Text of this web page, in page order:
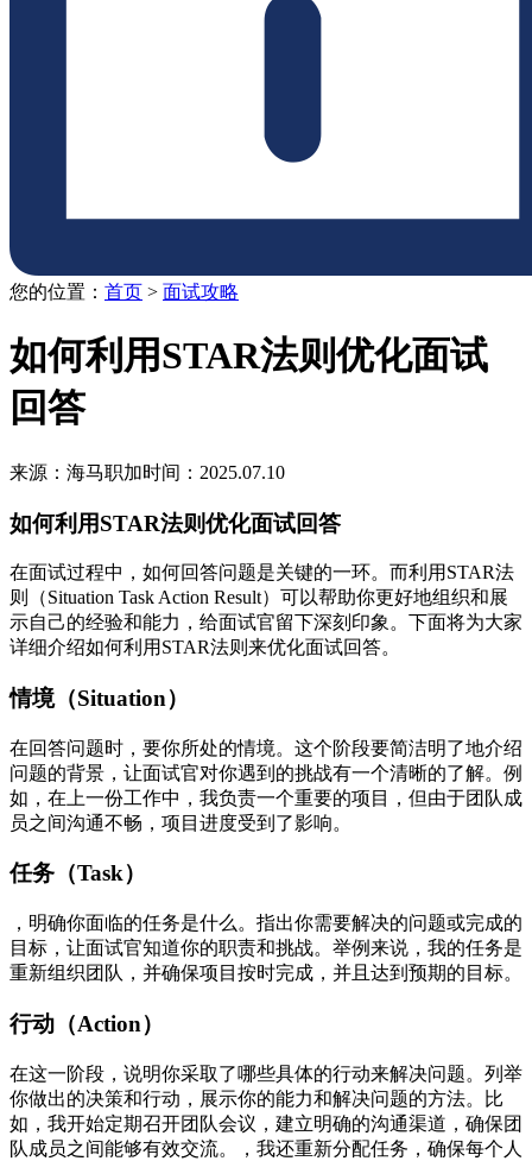
您的位置： 首页 > 面试攻略
如何利用STAR法则优化面试
回答
来源：海马职加时间：2025.07.10
如何利用STAR法则优化面试回答
在面试过程中，如何回答问题是关键的一环。而利用STAR法
则（Situation Task Action Result）可以帮助你更好地组织和展
示自己的经验和能力，给面试官留下深刻印象。下面将为大家
详细介绍如何利用STAR法则来优化面试回答。
情境（Situation）
在回答问题时，要你所处的情境。这个阶段要简洁明了地介绍
问题的背景，让面试官对你遇到的挑战有一个清晰的了解。例
如，在上一份工作中，我负责一个重要的项目，但由于团队成
员之间沟通不畅，项目进度受到了影响。
任务（Task）
，明确你面临的任务是什么。指出你需要解决的问题或完成的
目标，让面试官知道你的职责和挑战。举例来说，我的任务是
重新组织团队，并确保项目按时完成，并且达到预期的目标。
行动（Action）
在这一阶段，说明你采取了哪些具体的行动来解决问题。列举
你做出的决策和行动，展示你的能力和解决问题的方法。比
如，我开始定期召开团队会议，建立明确的沟通渠道，确保团
队成员之间能够有效交流。，我还重新分配任务，确保每个人